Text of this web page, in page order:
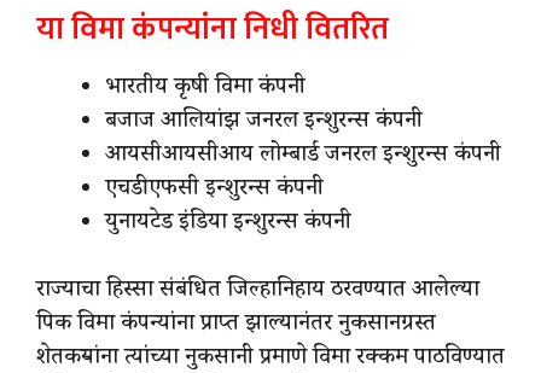
या विमा कंपन्यांना निधी वितरित
भारतीय कृषी विमा कंपनी
बजाज आलियांझ जनरल इन्शुरन्स कंपनी
आयसीआयसीआय लोम्बार्ड जनरल इन्शुरन्स कंपनी
एचडीएफसी इन्शुरन्स कंपनी
युनायटेड इंडिया इन्शुरन्स कंपनी
राज्याचा हिस्सा संबंधित जिल्हानिहाय ठरवण्यात आलेल्या
पिक विमा कंपन्यांना प्राप्त झाल्यानंतर नुकसानग्रस्त
शेतकऱ्यांना त्यांच्या नुकसानी प्रमाणे विमा रक्कम पाठविण्यात